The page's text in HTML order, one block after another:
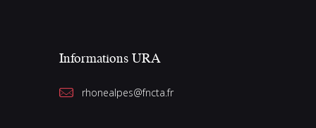
Informations URA
rhonealpes@fncta.fr